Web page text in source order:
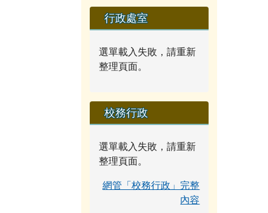
行政處室
選單載入失敗，請重新
整理頁面。
校務行政
選單載入失敗，請重新
整理頁面。
網管「校務行政」完整
內容